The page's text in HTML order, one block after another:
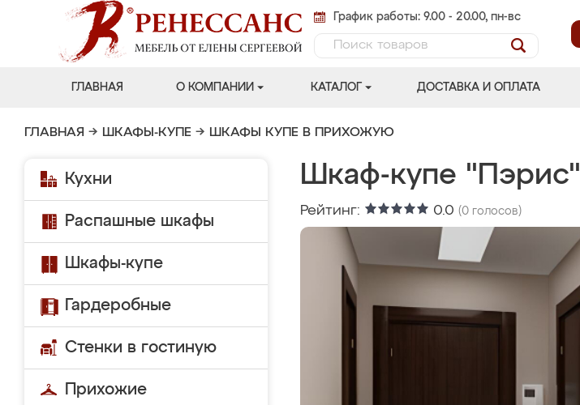
График работы: 9.00 - 20.00, пн-вс
ГЛАВНАЯ О КОМПАНИИ КАТАЛОГ ДОСТАВКА И ОПЛАТА
ГЛАВНАЯ → ШКАФЫ-КУПЕ → ШКАФЫ КУПЕ В ПРИХОЖУЮ
Кухни
Распашные шкафы
Шкафы-купе
Гардеробные
Стенки в гостиную
Прихожие
Шкаф-купе "Пэрис"
Рейтинг: 0.0 (0 голосов)